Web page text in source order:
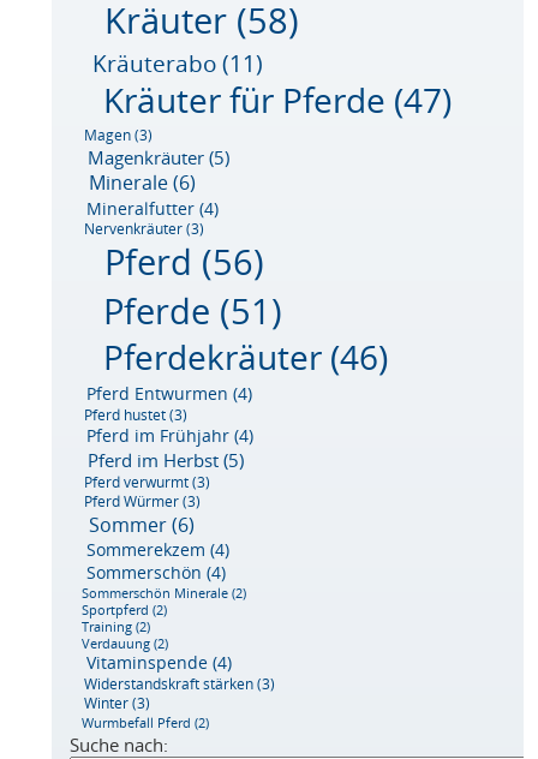
Kräuter (58)
Kräuterabo(11)
Kräuter für Pferde (47)
Magen(3)
Magenkräuter(5)
Minerale(6)
Mineralfutter(4)
Nervenkräuter(3)
Pferd (56)
Pferde (51)
Pferdekräuter(46)
Pferd Entwurmen (4)
Pferd hustet(3)
Pferd im Frühjahr(4)
Pferd im Herbst(5)
Pferd verwurmt(3)
Pferd Würmer(3)
Sommer(6)
Sommerekzem (4)
Sommerschön (4)
Sommerschön Minerale (2)
Sportpferd (2)
Training (2)
Verdauung (2)
Vitaminspende(4)
Widerstandskraft stärken(3)
Winter(3)
Wurmbefall Pferd (2)
Suche nach: